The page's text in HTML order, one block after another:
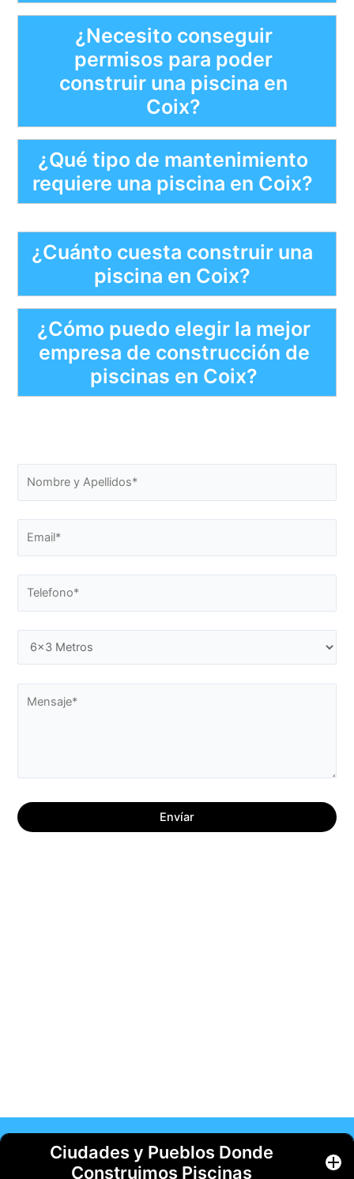
¿Necesito conseguir
permisos para poder
construir una piscina en
Coix?
¿Qué tipo de mantenimiento
requiere una piscina en Coix?
¿Cuánto cuesta construir una
piscina en Coix?
¿Cómo puedo elegir la mejor
empresa de construcción de
piscinas en Coix?
Ciudades y Pueblos Donde
Construimos Piscinas